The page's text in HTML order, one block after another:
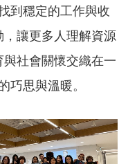
到穩定的工作與收
讓更多人理解資源
社會關懷交織在一
巧思與溫暖。